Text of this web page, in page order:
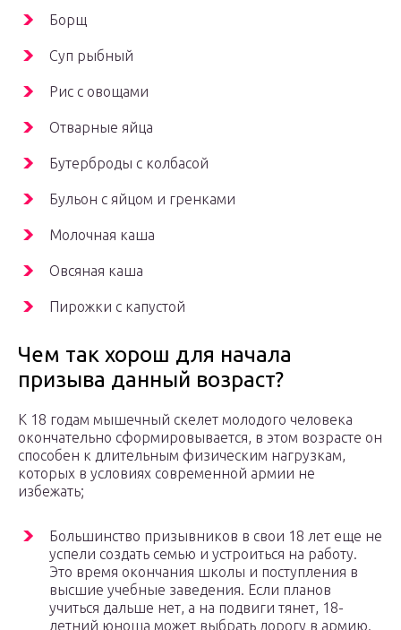
Борщ
Суп рыбный
Рис с овощами
Отварные яйца
Бутерброды с колбасой
Бульон с яйцом и гренками
Молочная каша
Овсяная каша
Пирожки с капустой
Чем так хорош для начала
призыва данный возраст?
К 18 годам мышечный скелет молодого человека
окончательно сформировывается, в этом возрасте он
способен к длительным физическим нагрузкам,
которых в условиях современной армии не
избежать;
Большинство призывников в свои 18 лет еще не
успели создать семью и устроиться на работу.
Это время окончания школы и поступления в
высшие учебные заведения. Если планов
учиться дальше нет, а на подвиги тянет, 18-
летний юноша может выбрать дорогу в армию.